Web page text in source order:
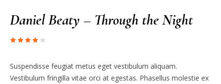
Daniel Beaty – Through the Night
Suspendisse feugiat metus eget vestibulum aliquam.
Vestibulum fringilla vitae orci at egestas. Phasellus molestie ex